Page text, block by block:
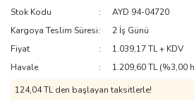
Stok Kodu
AYD 94-04720
Kargoya Teslim Süresi
2 İş Günü
Fiyat
1.039,17 TL + KDV
Havale
1.209,60 TL (%3,00
124,04 TL den başlayan taksitlerle!